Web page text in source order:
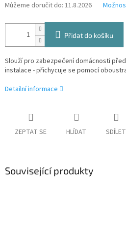
Můžeme doručit do: 11.8.2026
Přidat do košíku
Slouží pro zabezpečení domácnosti
instalace - přichycuje se pomocí
Detailní informace
ZEPTAT SE HLÍDAT SDÍLET
Související produkty